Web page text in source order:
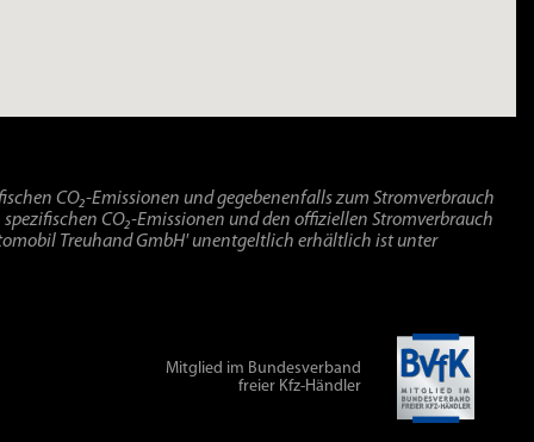
CO₂-Emissionen und gegebenenfalls zum Stromverbrauch
CO₂-Emissionen und den offiziellen Stromverbrauch
Treuhand GmbH' unentgeltlich erhältlich ist unter
Mitglied im Bundesverband
freier Kfz-Händler